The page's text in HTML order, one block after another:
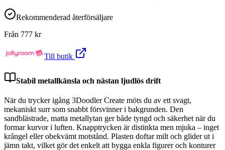
Rekommenderad återförsäljare
Från 777 kr
Till butik
Stabil metallkänsla och nästan ljudlös drift
När du trycker igång 3Doodler Create möts du av ett svagt,
mekaniskt surr som snabbt försvinner i bakgrunden. Den
sandblästrade, matta metallytan ger både tyngd och säkerhet när du
formar kurvor i luften. Knapptrycken är distinkta men mjuka – inget
krångel eller obekvämt motstånd. Plasten doftar milt och glider ut i
jämn takt, vilket gör det enkelt att bygga enkla figurer och konturer